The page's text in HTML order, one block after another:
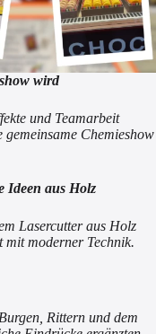
wird
und Teamarbeit
Chemieshow
Ideen aus Holz
Lasercutter aus Holz
mit moderner Technik.
Rittern und dem